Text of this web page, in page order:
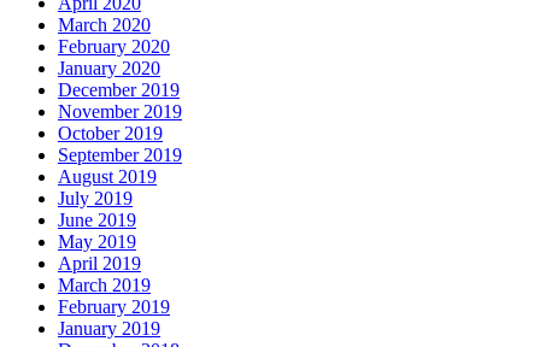
March 2020
February 2020
January 2020
December 2019
November 2019
October 2019
September 2019
August 2019
July 2019
June 2019
May 2019
April 2019
March 2019
February 2019
January 2019